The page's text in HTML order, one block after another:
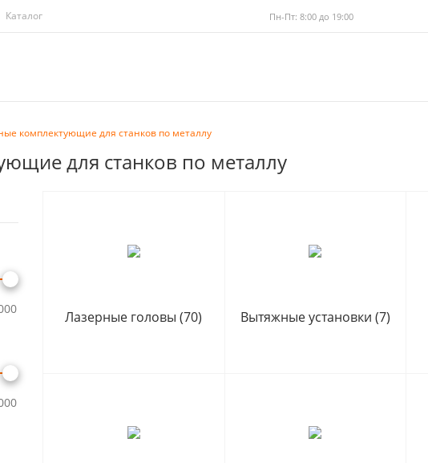
Каталог Пн-Пт: 8:00 до 19:00
комплектующие для станков по металлу
для станков по металлу
Лазерные головы(70) Вытяжные установки (7)